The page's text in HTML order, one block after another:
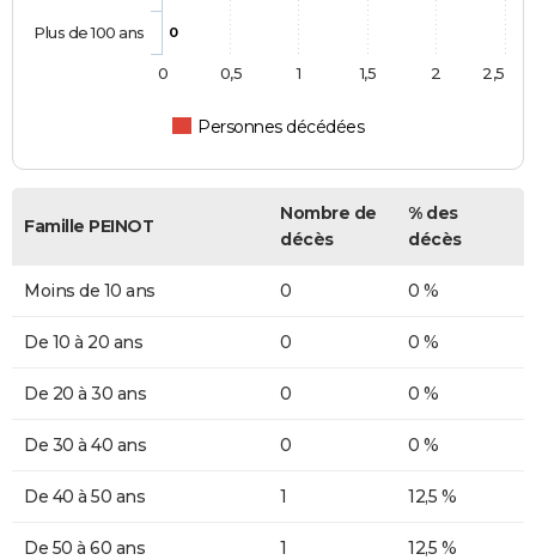
0
Personnes décédées
Plus de 100 ans
0 0,5 1 1,5 2 2,5
Famille PEINOT
Nombre de
décès
% des
décès
Moins de 10 ans 0 0 %
De 10 à 20 ans 0 0 %
De 20 à 30 ans 0 0 %
De 30 à 40 ans 0 0 %
De 40 à 50 ans 1 12,5 %
De 50 à 60 ans 1 12,5 %